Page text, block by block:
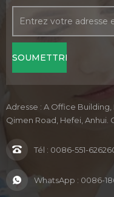
Adresse : A Office Building,
Qimen Road, Hefei, Anhui.
Tél : 0086-551-
WhatsApp : 0086-